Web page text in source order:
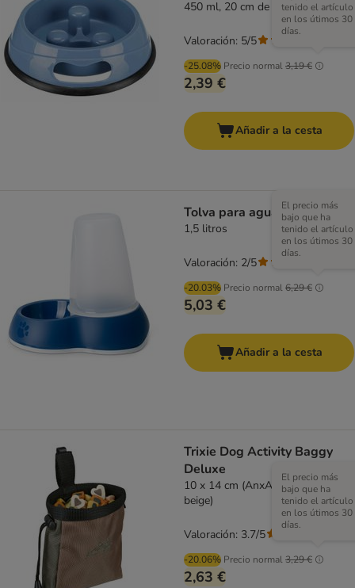
450 ml, 20 cm de diámetro
-25.08% Precio normal3,19 €
tenido el artículo
en los útimos 30
días.
2,39 €
Valoración: 5/5
Añadir a la cesta
Tolva para agua Savic Loop
1,5 litros
-20.03% Precio normal6,29 €
El precio más
bajo que ha
tenido el artículo
en los útimos 30
días.
5,03 €
Valoración: 2/5
Añadir a la cesta
Trixie Dog Activity Baggy
Deluxe
10 x 14 cm (AnxAl) (marrrón-
beige)
-20.06% Precio normal3,29 €
El precio más
bajo que ha
tenido el artículo
en los útimos 30
días.
2,63 €
Valoración: 3.7/5